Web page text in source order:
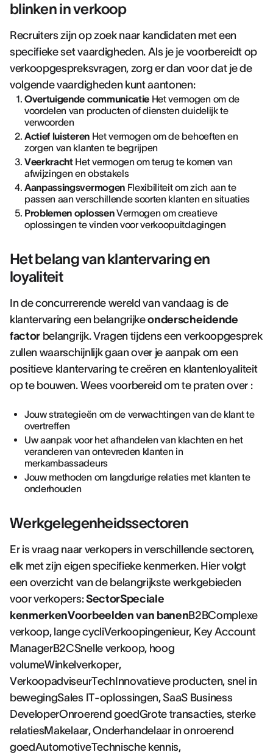
blinken in verkoop
Recruiters zijn op zoek naar kandidaten met een
specifieke set vaardigheden. Als je je voorbereidt op
verkoopgespreksvragen, zorg er dan voor dat je de
volgende vaardigheden kunt aantonen:
Overtuigende communicatie Het vermogen om de
voordelen van producten of diensten duidelijk te
verwoorden
Actief luisterenHet vermogen om de behoeften en
zorgen van klanten te begrijpen
VeerkrachtHet vermogen om terug te komen van
afwijzingen en obstakels
AanpassingsvermogenFlexibiliteit om zich aan te
passen aan verschillende soorten klanten en situaties
Problemen oplossenVermogen om creatieve
oplossingen te vinden voor verkoopuitdagingen
Het belang van klantervaring en
loyaliteit
In de concurrerende wereld van vandaag is de
klantervaring een belangrijkeonderscheidende
factor belangrijk. Vragen tijdens een verkoopgesprek
zullen waarschijnlijk gaan over je aanpak om een
positieve klantervaring te creëren en klantenloyaliteit
op te bouwen. Wees voorbereid om te praten over :
Jouw strategieën om de verwachtingen van de klant te
overtreffen
Uw aanpak voor het afhandelen van klachten en het
veranderen van ontevreden klanten in
merkambassadeurs
Jouw methoden om langdurige relaties met klanten te
onderhouden
Werkgelegenheidssectoren
Er is vraag naar verkopers in verschillende sectoren,
elk met zijn eigen specifieke kenmerken. Hier volgt
een overzicht van de belangrijkste werkgebieden
voor verkopers:SectorSpeciale
kenmerkenVoorbeelden van banenB2BComplexe
verkoop, lange cycliVerkoopingenieur, Key Account
ManagerB2CSnelle verkoop, hoog
volumeWinkelverkoper,
VerkoopadviseurTechInnovatieve producten, snel in
bewegingSales IT-oplossingen, SaaS Business
DeveloperOnroerend goedGrote transacties, sterke
relatiesMakelaar, Onderhandelaar in onroerend
goedAutomotiveTechnische kennis,